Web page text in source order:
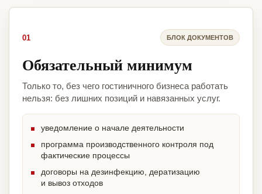
01 БЛОК ДОКУМЕНТОВ
Обязательный минимум
Только то, без чего гостиничного бизнеса работать
нельзя: без лишних позиций и навязанных услуг.
уведомление о начале деятельности
программа производственного контроля под
фактические процессы
договоры на дезинфекцию, дератизацию
и вывоз отходов